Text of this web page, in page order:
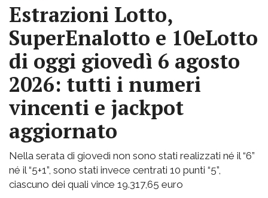
Estrazioni Lotto,
SuperEnalotto e 10eLotto
di oggi giovedì 6 agosto
2026: tutti i numeri
vincenti e jackpot
aggiornato
Nella serata di giovedì non sono stati realizzati né il “6”
né il “5+1”, sono stati invece centrati 10 punti “5”,
ciascuno dei quali vince 19.317,65 euro